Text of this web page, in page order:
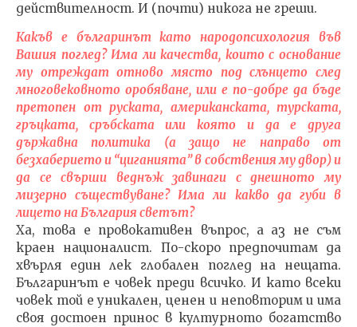
действителност. И (почти) никога не греши.
Какъв е българинът като народопсихология във
Вашия поглед? Има ли качества, които с основание
му отреждат отново място под слънцето след
многовековното оробяване, или е по-добре да бъде
претопен от руската, американската, турската,
гръцката, сръбската или която и да е друга
държавна политика (а защо не направо от
безхаберието и “циганията” в собствения му двор) и
да се свърши веднъж завинаги с днешното му
мизерно съществуване? Има ли какво да губи в
лицето на България светът?
Ха, това е провокативен въпрос, а аз не съм
краен националист. По-скоро предпочитам да
хвърля един лек глобален поглед на нещата.
Българинът е човек преди всичко. И като всеки
човек той е уникален, ценен и неповторим и има
своя достоен принос в културното богатство